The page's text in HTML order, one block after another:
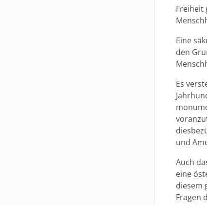
Freiheit
Eine
den
Es
und
Auch
eine
diesem
Fragen